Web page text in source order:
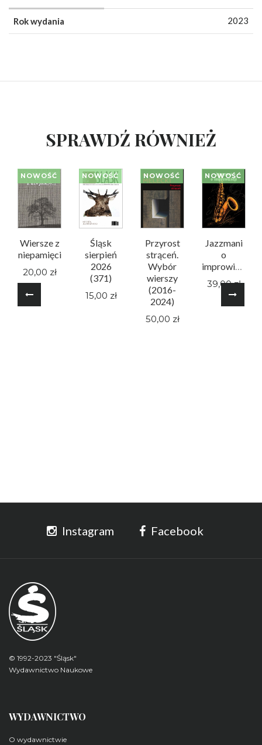
Rok wydania 2023
SPRAWDŹ RÓWNIEŻ
NOWOŚĆ
Wiersze z
niepamięci
20,00 zł
NOWOŚĆ
Śląsk
sierpień
2026
(371)
15,00 zł
NOWOŚĆ
Przyrost
strąceń.
Wybór
wierszy
(2016-
2024)
50,00 zł
NOWOŚĆ
Jazzmani
o
improwizacji
39,00 zł
Instagram Facebook
© 1992-2023 "Śląsk"
Wydawnictwo Naukowe
WYDAWNICTWO
O wydawnictwie